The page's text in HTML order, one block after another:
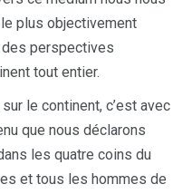
plus objectivement
perspectives
tout entier.
le continent, c’est avec
que nous déclarons
les quatre coins du
et tous les hommes de